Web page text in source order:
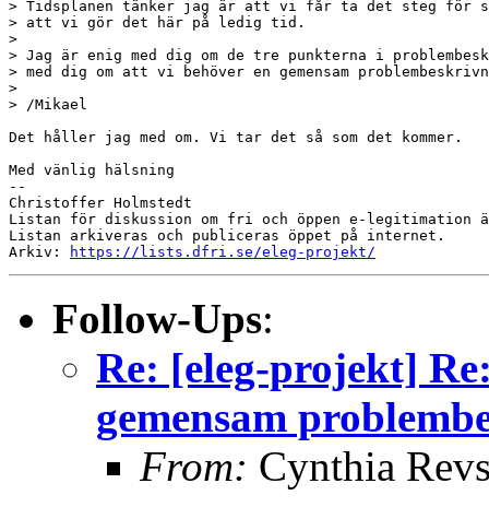
> Tidsplanen tänker jag är att vi får ta det steg för
> att vi gör det här på ledig tid.
>
> Jag är enig med dig om de tre punkterna i
> med dig om att vi behöver en gemensam
>
> /Mikael
Det håller jag med om. Vi tar det så som det kommer.
Med vänlig hälsning
--
Christoffer Holmstedt
Listan för diskussion om fri och öppen e-legitimation
Listan arkiveras och publiceras öppet på internet.
Arkiv:
https://lists.dfri.se/eleg-projekt/
Follow-Ups:
Re: [eleg-projekt]
gemensam
From: Cynthia